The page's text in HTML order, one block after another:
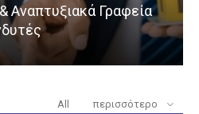
Αναπτυξιακά Γραφεία
All περισσότερο